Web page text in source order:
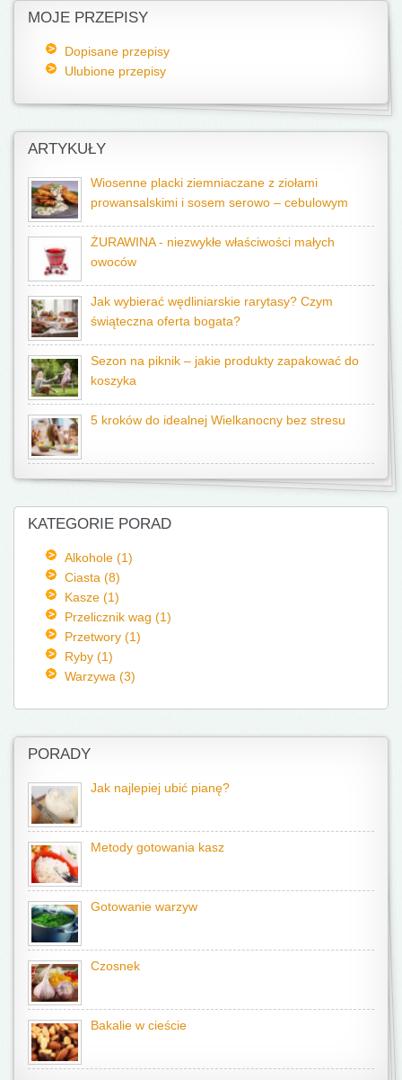
MOJE PRZEPISY
Dopisane przepisy
Ulubione przepisy
ARTYKUŁY
Wiosenne placki ziemniaczane z ziołami
prowansalskimi i sosem serowo – cebulowym
ŻURAWINA - niezwykłe właściwości małych
owoców
Jak wybierać wędliniarskie rarytasy? Czym
świąteczna oferta bogata?
Sezon na piknik – jakie produkty zapakować do
koszyka
5 kroków do idealnej Wielkanocny bez stresu
KATEGORIE PORAD
Alkohole (1)
Ciasta (8)
Kasze (1)
Przelicznik wag (1)
Przetwory (1)
Ryby (1)
Warzywa (3)
PORADY
Jak najlepiej ubić pianę?
Metody gotowania kasz
Gotowanie warzyw
Czosnek
Bakalie w cieście